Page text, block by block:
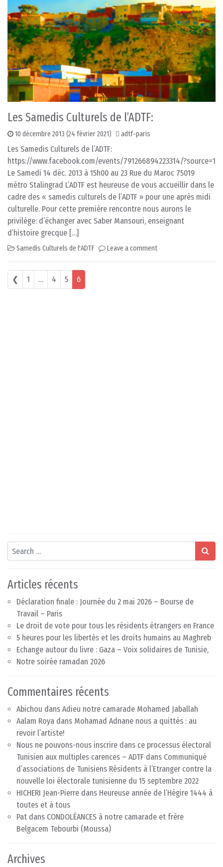
Les Samedis Culturels de l’ADTF:
10 décembre 2013 (24 février 2021) adtf-paris
Les Samedis Culturels de l’ADTF:
https://www.facebook.com/events/791266894223314/?source=1
Le Samedi 14 déc. 2013 à 15h00 au 23 Rue du Maroc 75019
métro Stalingrad L’ADTF est heureuse de vous accueillir dans le
cadre des « samedis culturels de l’ADTF » pour une après midi
culturelle. Pour cette première rencontre nous aurons le
privilège: d’échanger avec Saber Mansouri, enseignant
d’histoire grecque […]
Samedis Culturels de l'ADTF Leave a comment
Posts navigation
❮ 1 … 4 5 6
Search
Articles récents
Déclaration finale : Journée du 2 mai 2026 – Bourse de
Travail – Paris
Le droit de vote pour tous les résidents étrangers en France
5 heures pour les libertés et les droits humains au Maghreb
Echange autour du livre : Gaza – Voix solidaires de Tunisie,
Notre soirée ramadan 2026
Commentaires récents
Abichou dans Adieu notre camarade Mohamed Jaballah
Aalam Roya dans Mohamad Adnane nous a quittés : au
revoir l’artiste!
Nous ne pouvons-nous inscrire dans ce processus électoral
Tunisien aux multiples carences – ADTF dans Communiqué
d’associations de Tunisiens Résidents à l’Etranger contre la
nouvelle loi électorale tunisienne du 15 septembre 2022
HICHERI Jean-Pierre dans Heureuse année de l’Hégire 1444 à
toutes et à tous
Pat dans CONDOLÉANCES à notre camarade et frère
Belgacem Tebourbi (Moussa)
Archives